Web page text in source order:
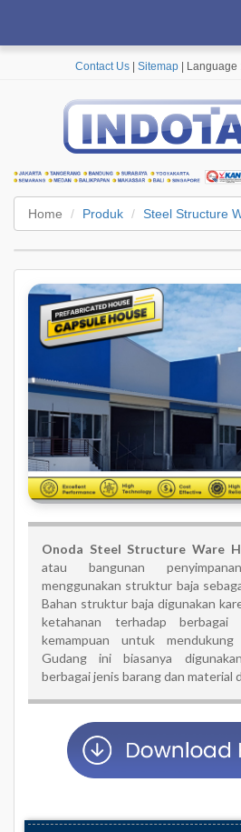
Contact Us Sitemap | Language
Home Produk Steel Structure
Onoda Steel Structure Ware
atau bangunan
menggunakan struktur baja
Bahan struktur baja digunakan
ketahanan terhadap
kemampuan untuk
Gudang ini biasanya
berbagai jenis barang dan material